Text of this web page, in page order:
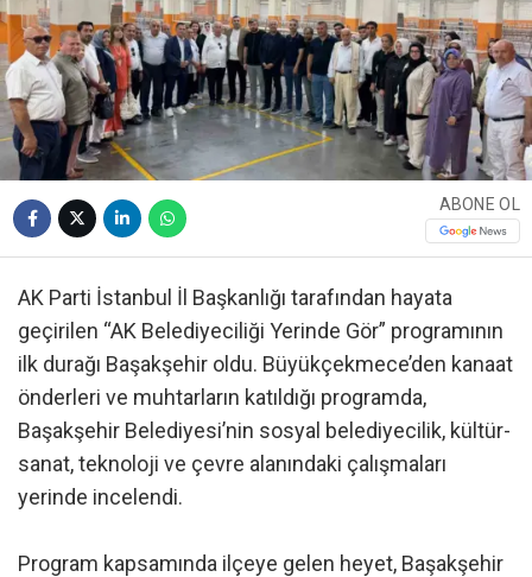
ABONE OL
AK Parti İstanbul İl Başkanlığı tarafından hayata
geçirilen “AK Belediyeciliği Yerinde Gör” programının
ilk durağı Başakşehir oldu. Büyükçekmece’den kanaat
önderleri ve muhtarların katıldığı programda,
Başakşehir Belediyesi’nin sosyal belediyecilik, kültür-
sanat, teknoloji ve çevre alanındaki çalışmaları
yerinde incelendi.
Program kapsamında ilçeye gelen heyet, Başakşehir